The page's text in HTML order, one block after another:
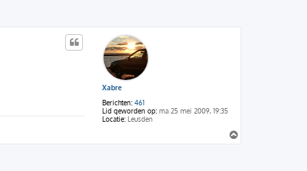
Xabre
Berichten: 461
Lid geworden op: ma 25 mei 2009, 19:35
Locatie: Leusden
m